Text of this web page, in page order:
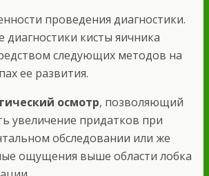
диагностики кисты яичника
следующих методов на
ее развития.
осмотр, позволяющий
увеличение придатков при
обследовании или же
ощущения выше области лобка